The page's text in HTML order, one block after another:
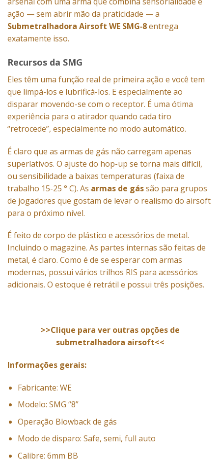
ação — sem abrir mão da praticidade — a
Submetralhadora Airsoft WE SMG‑8entrega
exatamente isso.
Recursos da SMG
Eles têm uma função real de primeira ação e você tem
que limpá-los e lubrificá-los. E especialmente ao
disparar movendo-se com o receptor. É uma ótima
experiência para o atirador quando cada tiro
“retrocede”, especialmente no modo automático.
É claro que as armas de gás não carregam apenas
superlativos. O ajuste do hop-up se torna mais difícil,
ou sensibilidade a baixas temperaturas (faixa de
trabalho 15-25 ° C). As armas de gássão para grupos
de jogadores que gostam de levar o realismo do airsoft
para o próximo nível.
É feito de corpo de plástico e acessórios de metal.
Incluindo o magazine. As partes internas são feitas de
metal, é claro. Como é de se esperar com armas
modernas, possui vários trilhos RIS para acessórios
adicionais. O estoque é retrátil e possui três posições.
>>Clique para ver outras opções de
submetralhadora airsoft<<
Informações gerais:
Fabricante: WE
Modelo: SMG “8”
Operação Blowback de gás
Modo de disparo: Safe, semi, full auto
Calibre: 6mm BB